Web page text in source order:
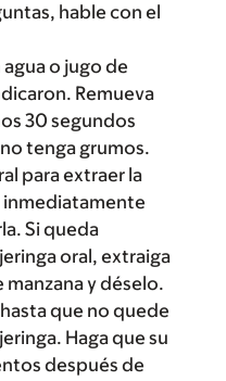
hable con el
o jugo de
Remueva
30 segundos
tenga grumos.
para extraer la
inmediatamente
Si queda
oral, extraiga
manzana y déselo.
que no quede
Haga que su
después de